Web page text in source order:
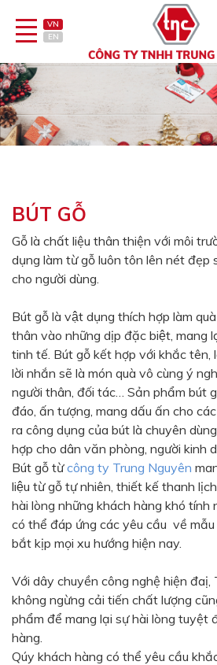
VN
EN
Danh sách sản phẩm
Bật lửa
Đồ sứ quà tặng
Bình/ca giữ nhiệt
Dịch vụ in gia công
Màu sắc
Đỏ
Xanh ngọc
Cam
Hồng
Bạc
Xanh dương
Trắng
Xanh dương - Bạc
BÚT GỖ
Gỗ là chất liệu thân thiện với môi
dụng làm từ gỗ luôn tôn lên nét đẹp
cho người dùng.
Bút gỗ là vật dụng thích hợp làm
thân vào những dịp đặc biệt, mang
tinh tế. Bút gỗ kết hợp với khắc tên,
lời nhắn sẽ là món quà vô cùng ý
người thân, đối tác… Sản phẩm bút
đáo, ấn tượng, mang dấu ấn cho
ra công dụng của bút là chuyên
hợp cho dân văn phòng, người kinh
Bút gỗ từcông ty Trung Nguyên
liệu từ gỗ tự nhiên, thiết kế thanh
hài lòng những khách hàng khó tính
có thể đáp ứng các yêu cầu về
bắt kịp mọi xu hướng hiện nay.
Với dây chuyền công nghệ hiện đaị,
không ngừng cải tiến chất lượng
phẩm để mang lại sự hài lòng tuyệt
hàng.
Qúy khách hàng có thể yêu cầu